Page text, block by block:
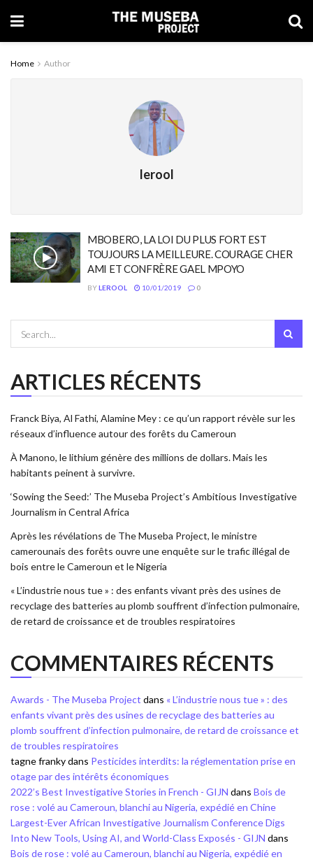
Home Author
lerool
MBOBERO, LA LOI DU PLUS FORT EST
TOUJOURS LA MEILLEURE. COURAGE CHER
AMI ET CONFRÈRE GAEL MPOYO
BYLEROOL 10/01/2019 0
ARTICLES RÉCENTS
Franck Biya, Al Fathi, Alamine Mey : ce qu’un rapport révèle sur les
réseaux d’influence autour des forêts du Cameroun
À Manono, le lithium génère des millions de dollars. Mais les
habitants peinent à survivre.
‘Sowing the Seed:’ The Museba Project’s Ambitious Investigative
Journalism in Central Africa
Après les révélations de The Museba Project, le ministre
camerounais des forêts ouvre une enquête sur le trafic illégal de
bois entre le Cameroun et le Nigeria
« L’industrie nous tue » : des enfants vivant près des usines de
recyclage des batteries au plomb souffrent d’infection pulmonaire,
de retard de croissance et de troubles respiratoires
COMMENTAIRES RÉCENTS
Awards - The Museba Project dans « L’industrie nous tue » : des
enfants vivant près des usines de recyclage des batteries au
plomb souffrent d’infection pulmonaire, de retard de croissance et
de troubles respiratoires
tagne frankydans Pesticides interdits: la réglementation prise en
otage par des intérêts économiques
2022’s Best Investigative Stories in French - GIJN dans Bois de
rose : volé au Cameroun, blanchi au Nigeria, expédié en Chine
Largest-Ever African Investigative Journalism Conference Digs
Into New Tools, Using AI, and World-Class Exposés - GIJN dans
Bois de rose : volé au Cameroun, blanchi au Nigeria, expédié en